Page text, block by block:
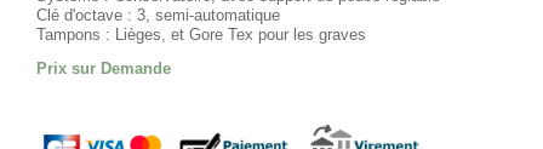
Clé d'octave : 3, semi-automatique
Tampons : Lièges, et Gore Tex pour les graves
Prix sur Demande